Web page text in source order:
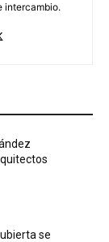
intercambio.
se